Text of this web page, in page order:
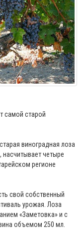
самой старой
виноградная лоза
четыре
регионе
свой собственный
урожая. Лоза
«Заметовка» и с
объемом 250 мл.